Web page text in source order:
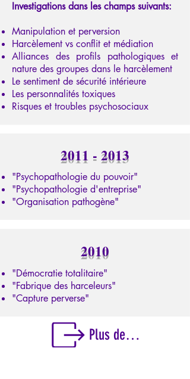
Investigations dans les champs suivants:
Manipulation et perversion
Harcèlement vs conflit et médiation
Alliances des profils pathologiques et
nature des groupes dans le harcèlement
Le sentiment de sécurité intérieure
Les personnalités toxiques
Risques et troubles psychosociaux
2011 - 2013
"Psychopathologie du pouvoir"
"Psychopathologie d'entreprise"
"Organisation pathogène"
2010
"Démocratie totalitaire"
"Fabrique des harceleurs"
"Capture perverse"
Plus de détails sur cette période